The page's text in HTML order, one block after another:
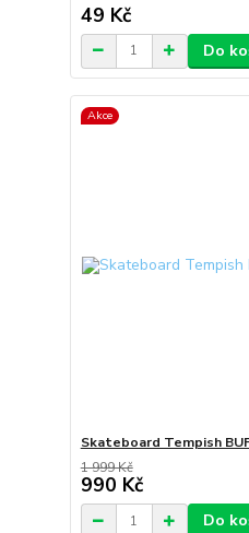
49 Kč
Do
Akce
Skateboard Tempish
1 999 Kč
990 Kč
Do